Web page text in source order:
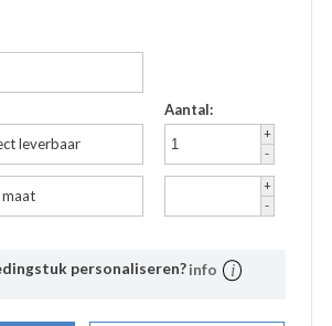
leverbaar
Aantal:
+
-
maat
+
-
personaliseren?info